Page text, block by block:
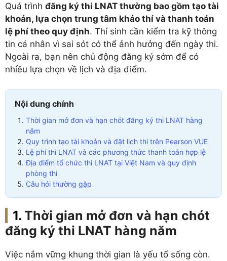
Quá trình đăng ký thi LNAT thường bao gồm tạo tài
khoản, lựa chọn trung tâm khảo thí và thanh toán
lệ phí theo quy định. Thí sinh cần kiểm tra kỹ thông
tin cá nhân vì sai sót có thể ảnh hưởng đến ngày thi.
Ngoài ra, bạn nên chủ động đăng ký sớm để có
nhiều lựa chọn về lịch và địa điểm.
Nội dung chính
Thời gian mở đơn và hạn chót đăng ký thi LNAT hàng
năm
Quy trình tạo tài khoản và đặt lịch thi trên Pearson VUE
Lệ phí thi LNAT và các phương thức thanh toán hợp lệ
Địa điểm tổ chức thi LNAT tại Việt Nam và quy định
phòng thi
Câu hỏi thường gặp
Thời gian mở đơn và hạn chót
đăng ký thi LNAT hàng năm
Việc nắm vững khung thời gian là yếu tố sống còn.